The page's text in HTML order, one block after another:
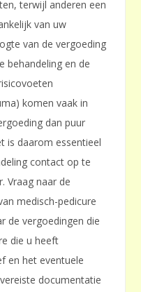
terwijl anderen een
van uw
van de vergoeding
behandeling en de
komen vaak in
dan puur
is daarom essentieel
contact op te
Vraag naar de
medisch-pedicure
de vergoedingen die
die u heeft
en het eventuele
documentatie